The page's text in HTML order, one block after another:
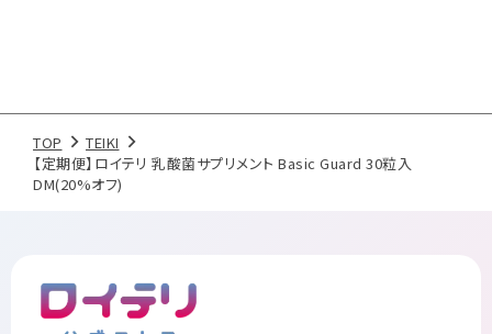
TOP
TEIKI
【定期便】ロイテリ 乳酸菌サプリメント Basic Guard 30粒入
DM(20%オフ)